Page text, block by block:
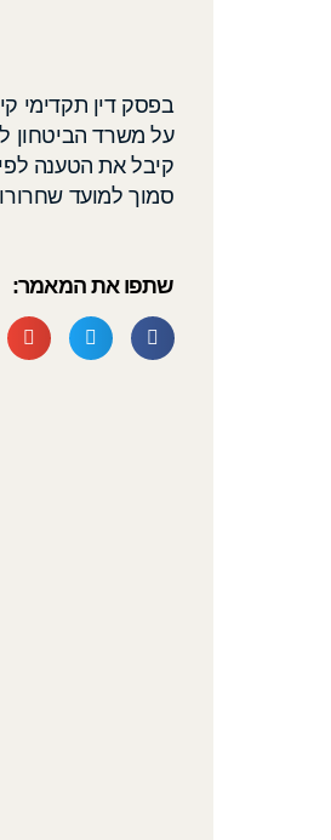
בפסק דין תקדימי
על משרד הביטחון
קיבל את הטענה
סמוך למועד
שתפו את המאמר: